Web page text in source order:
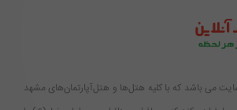
می باشد که با کلیه هتل‌ها و هتل‌آپارتمان‌های مشهد